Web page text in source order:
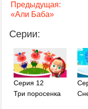
Предыдущая:
«Али Баба»
Серии:
Серия 12
Три поросенка